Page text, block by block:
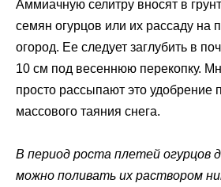
Аммиачную селитру вносят в
семян огурцов или их рассаду на
огород. Ее следует заглубить в
10 см под весеннюю перекопку.
просто рассыпают это удобрение
массового таяния снега.
В период роста плетей огурцов
можно поливать их раствором